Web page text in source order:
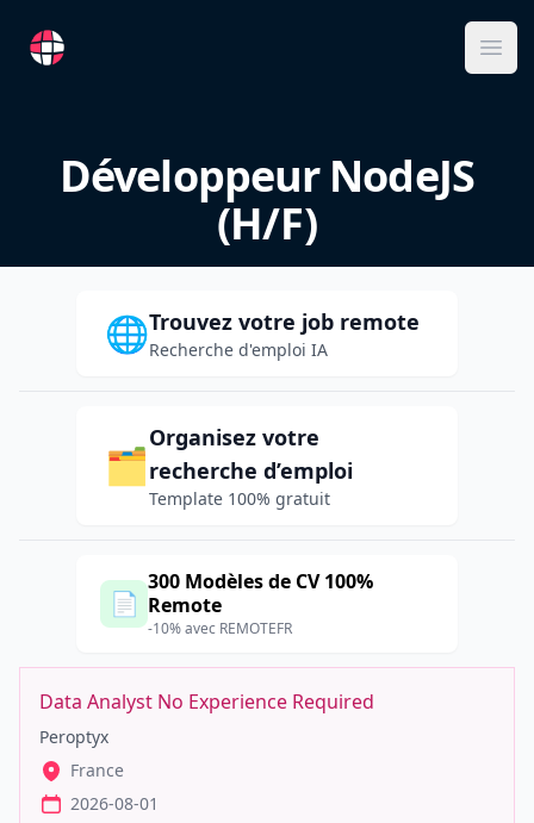
RemoteFR
Développeur NodeJS
(H/F)
🌐Trouvez votre job remote
Recherche d'emploi IA
🗂️
Organisez votre
recherche d’emploi
Template 100% gratuit
📄
300 Modèles de CV 100%
Remote
-10% avec REMOTEFR
Data Analyst No Experience Required
Peroptyx
France
2026-08-01